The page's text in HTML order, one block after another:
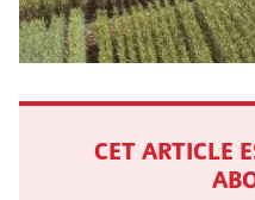
CET ARTICLE